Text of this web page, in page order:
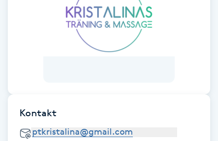
Friskvård
Friskvårdsmassage
Kontakt